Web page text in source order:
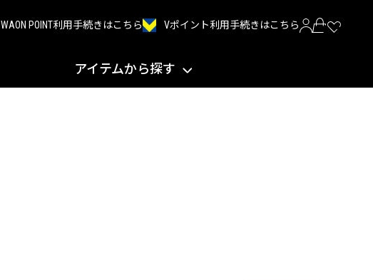
WAON POINT利用手続きはこちら Vポイント利用手続きはこちら
アイテムから探す